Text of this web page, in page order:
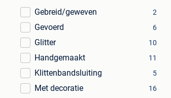
Gebreid/geweven
2
Gevoerd 6
Glitter 10
Handgemaakt 11
Klittenbandsluiting 5
Met decoratie 16